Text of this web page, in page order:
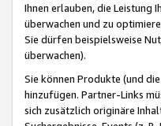
Ihnen erlauben, die Leistung
überwachen und zu
Sie dürfen beispielsweise
überwachen).
Sie können Produkte (und
hinzufügen. Partner-Links
sich zusätzlich originäre